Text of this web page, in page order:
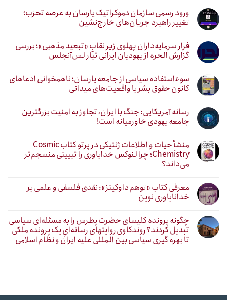
ورود رسمی سازمان دموکراتیک یارسان به عرصه تحزب؛
تغییر راهبرد جریان‌های خارج‌نشین
فرار سرمایه‌داران پهلوی زیر نقابِ «تبعید مذهبی»؛ بررسی
گزارش الحره از یهودیان ایرانی تبار لس‌آنجلس
سوءاستفاده سیاسی از جامعه یارسان؛ ناهمخوانی ادعاهای
کانون حقوق بشر با واقعیت‌های میدانی
رسانه آمریکایی: جنگ با ایران، تجاوز به امنیت بزرگترین
جامعه یهودی خاورمیانه است!
منشأ حیات و اطلاعات ژنتیکی در پرتو کتاب Cosmic
Chemistry؛ چرا لنوکس خداباوری را تبیینی منسجم‌تر
می‌داند؟
معرفی کتاب «توهم داوکینز»: نقدی فلسفی و علمی بر
خداناباوری نوین
چگونه پرونده کلیسای حضرت پطرس را به مسئله‌ای سیاسی
تبدیل کردند؟ روندکاوی روایتهای رسانه‌ایِ یک پرونده ملکی
تا بهره گیری سیاسی بین المللی علیه ایران و نظام اسلامی